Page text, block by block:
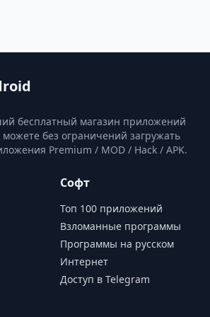
бесплатный магазин приложений
без ограничений загружать
Premium / MOD / Hack / APK.
Софт
Топ 100 приложений
Взломанные программы
Программы на русском
Интернет
Доступ в Telegram